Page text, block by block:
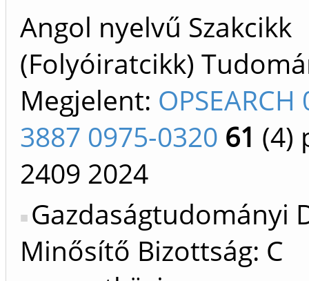
Angol nyelvű Szakcikk
(Folyóiratcikk)
Megjelent: OPSEARCH
3887 0975-0320 61 (4)
2409 2024
Gazdaságtudományi
Minősítő Bizottság: C